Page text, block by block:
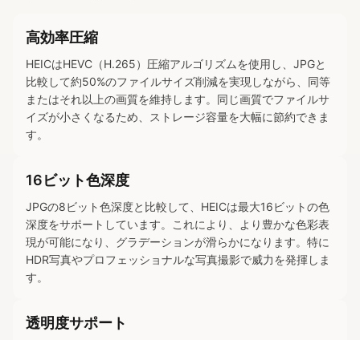
高効率圧縮
HEICはHEVC（H.265）圧縮アルゴリズムを使用し、JPGと
比較して約50%のファイルサイズ削減を実現しながら、同等
またはそれ以上の画質を維持します。同じ画質でファイルサ
イズが小さくなるため、ストレージ容量を大幅に節約できま
す。
16ビット色深度
JPGの8ビット色深度と比較して、HEICは最大16ビットの色
深度をサポートしています。これにより、より豊かな色彩表
現が可能になり、グラデーションが滑らかになります。特に
HDR写真やプロフェッショナルな写真撮影で威力を発揮しま
す。
透明度サポート